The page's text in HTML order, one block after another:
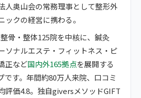
人奥山会の常務理事として整形外
ックの経営に携わる。
骨・整体125院を中核に、鍼灸
ソナルエステ・フィットネス・ピ
正など国内外165拠点を展開する
です。年間約80万人来院、口コミ
評価4.8。独自giversメソッドGIFT